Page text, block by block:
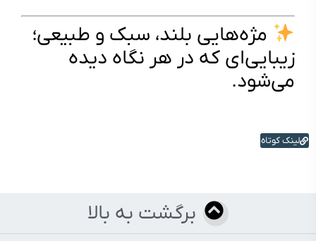
مژه‌هایی بلند، سبک و طبیعی؛
زیبایی‌ای که در هر نگاه دیده
می‌شود.
لینک کوتاه
برگشت به بالا